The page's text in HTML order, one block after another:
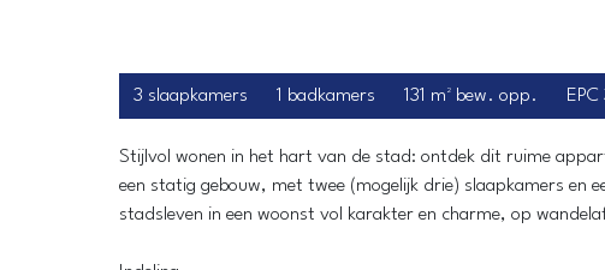
3 slaapkamers 1 badkamers 131 m² bew. opp.
Stijlvol wonen in het hart van de stad: ontdek dit ruime
een statig gebouw, met twee (mogelijk drie) slaapkamers en
stadsleven in een woonst vol karakter en charme, op